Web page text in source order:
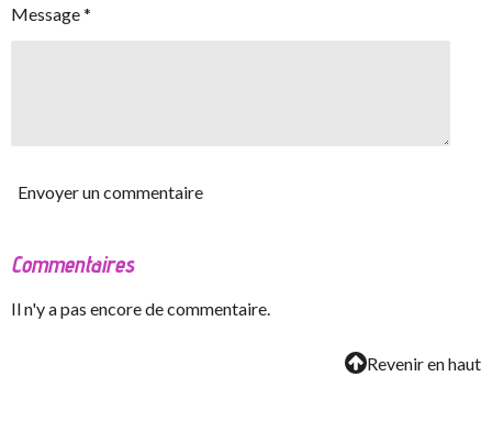
Message *
Envoyer un commentaire
Commentaires
Il n'y a pas encore de commentaire.
Revenir en haut